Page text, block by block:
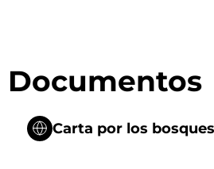
Documentos
Carta por los bosques